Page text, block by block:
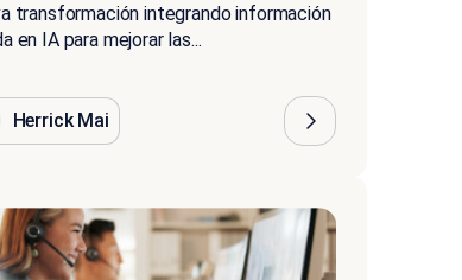
transformación integrando información
en IA para mejorar las...
Herrick Mai